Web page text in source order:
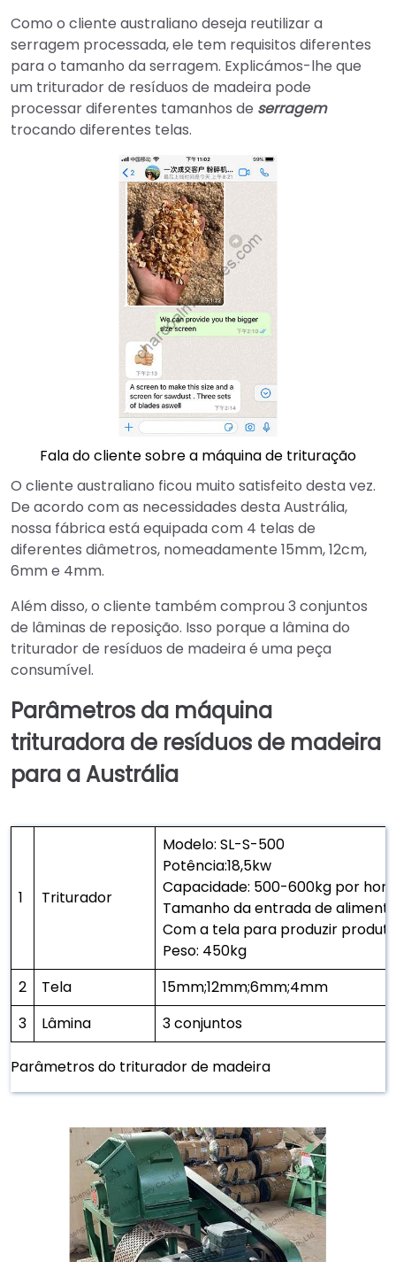
Como o cliente australiano deseja reutilizar a
serragem processada, ele tem requisitos diferentes
para o tamanho da serragem. Explicámos-lhe que
um triturador de resíduos de madeira pode
processar diferentes tamanhos de serragem
trocando diferentes telas.
Fala do cliente sobre a máquina de trituração
O cliente australiano ficou muito satisfeito desta vez.
De acordo com as necessidades desta Austrália,
nossa fábrica está equipada com 4 telas de
diferentes diâmetros, nomeadamente 15mm, 12cm,
6mm e 4mm.
Além disso, o cliente também comprou 3 conjuntos
de lâminas de reposição. Isso porque a lâmina do
triturador de resíduos de madeira é uma peça
consumível.
Parâmetros da máquina
trituradora de resíduos de madeira
para a Austrália
1 Triturador
Modelo: SL-S-500
Potência:18,5kw
Capacidade: 500-600kg por hora
Tamanho da entrada de
Com a tela para produzir
Peso: 450kg
2
Tela
15mm;12mm;6mm;4mm
3
Lâmina 3 conjuntos
Parâmetros do triturador de madeira